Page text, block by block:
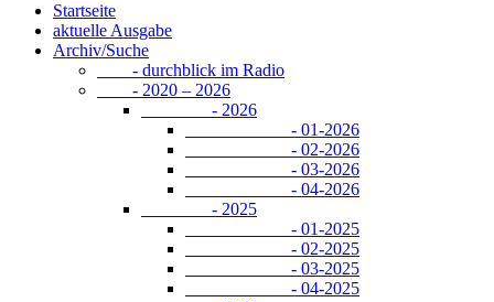
Startseite
aktuelle Ausgabe
Archiv/Suche
- durchblick im Radio
- 2020 – 2026
- 2026
- 01-2026
- 02-2026
- 03-2026
- 04-2026
- 2025
- 01-2025
- 02-2025
- 03-2025
- 04-2025